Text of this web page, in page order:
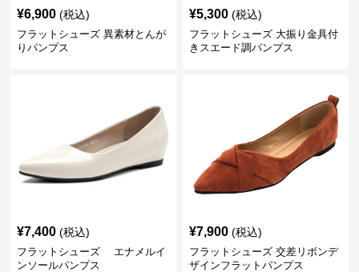
¥6,900 (税込)
フラットシューズ 異素材とんが
りパンプス
¥5,300 (税込)
フラットシューズ 大振り金具付
きスエード調パンプス
¥7,400 (税込)
フラットシューズ エナメルイ
ンソールパンプス
¥7,900 (税込)
フラットシューズ 交差リボンデ
ザインフラットパンプス